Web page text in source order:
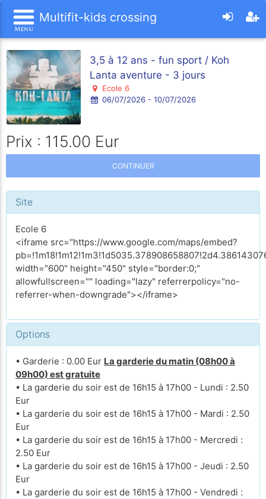
Multifit-kids crossing
3,5 à 12 ans - fun sport / Koh
Lanta aventure - 3 jours
Ecole 6
06/07/2026 - 10/07/2026
Prix : 115.00 Eur
CONTINUER
Site
Ecole 6
<iframe src="https://www.google.com/maps/embed?
width="600" height="450" style="border:0;"
allowfullscreen="" loading="lazy" referrerpolicy="no-
referrer-when-downgrade"></iframe>
Options
• Garderie : 0.00 Eur La garderie du matin (08h00 à
09h00) est gratuite
• La garderie du soir est de 16h15 à 17h00 - Lundi : 2.50
Eur
• La garderie du soir est de 16h15 à 17h00 - Mardi : 2.50
Eur
• La garderie du soir est de 16h15 à 17h00 - Mercredi :
2.50 Eur
• La garderie du soir est de 16h15 à 17h00 - Jeudi : 2.50
Eur
• La garderie du soir est de 16h15 à 17h00 - Vendredi :